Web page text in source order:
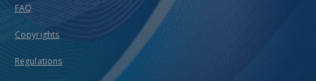
FAQ
Copyrights
Regulations